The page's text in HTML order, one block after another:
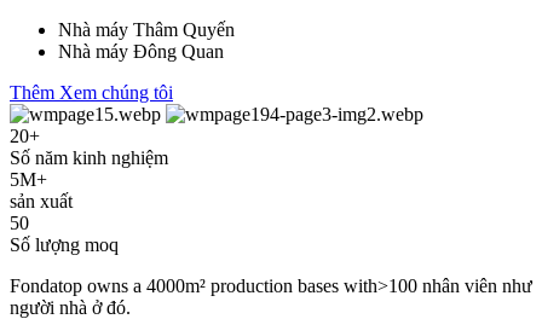
Nhà máy Thâm Quyến
Nhà máy Đông Quan
Thêm Xem chúng tôi
20+
Số năm kinh nghiệm
5M+
sản xuất
50
Số lượng moq
Fondatop owns a 4000m² production bases with>100 nhân viên như
người nhà ở đó.